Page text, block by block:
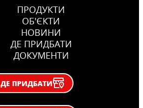
ПРОДУКТИ
ОБ'ЄКТИ
НОВИНИ
ДЕ ПРИДБАТИ
ДОКУМЕНТИ
ДЕ ПРИДБАТИ